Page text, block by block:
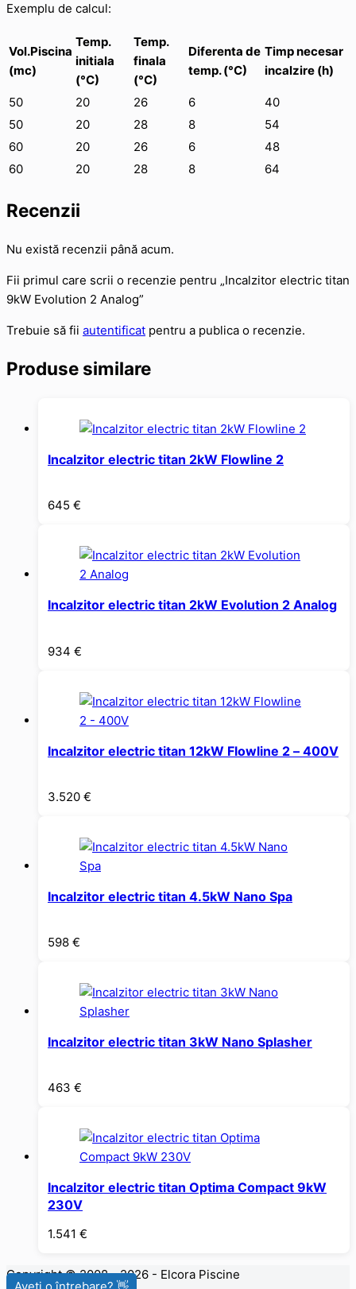
Exemplu de calcul:
Vol.Piscina
(mc)
Temp.
initiala
(°C)
Temp.
finala
(°C)
Diferenta de
temp. (°C)
Timp necesar
incalzire (h)
50 20 26 6
40
50
20 28 8
54
60
20 26 6
48
60
20 28 8 64
Recenzii
Nu există recenzii până acum.
Fii primul care scrii o recenzie pentru „Incalzitor electric titan
9kW Evolution 2 Analog”
Trebuie să fii autentificat pentru a publica o recenzie.
Produse similare
Incalzitor electric titan 2kW Flowline 2
645 €
Incalzitor electric titan 2kW Evolution 2 Analog
934 €
Incalzitor electric titan 12kW Flowline 2 – 400V
3.520 €
Incalzitor electric titan 4.5kW Nano Spa
598 €
Incalzitor electric titan 3kW Nano Splasher
463 €
Incalzitor electric titan Optima Compact 9kW
230V
1.541 €
Copyright © 2008 - 2026 - Elcora Piscine